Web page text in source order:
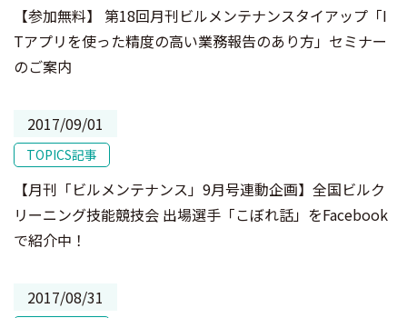
【参加無料】 第18回月刊ビルメンテナンスタイアップ「I
Tアプリを使った精度の高い業務報告のあり方」セミナー
のご案内
2017/09/01
TOPICS記事
【月刊「ビルメンテナンス」9月号連動企画】全国ビルク
リーニング技能競技会 出場選手「こぼれ話」をFacebook
で紹介中！
2017/08/31